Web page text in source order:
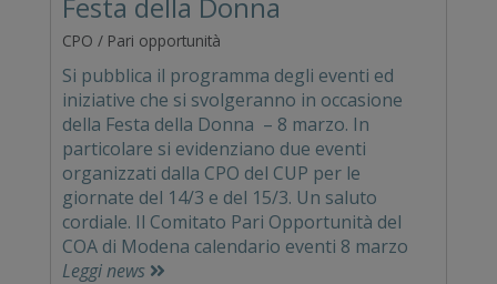
CPO / Pari opportunità
Si pubblica il programma degli eventi ed
iniziative che si svolgeranno in occasione
della Festa della Donna – 8 marzo. In
particolare si evidenziano due eventi
organizzati dalla CPO del CUP per le
giornate del 14/3 e del 15/3. Un saluto
cordiale. Il Comitato Pari Opportunità del
COA di Modena calendario eventi 8 marzo
Leggi news